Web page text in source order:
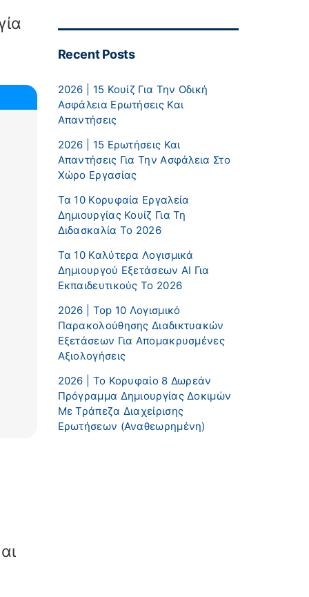
Recent Posts
2026 | 15 Κουίζ Για Την Οδική
Ασφάλεια Ερωτήσεις Και
Απαντήσεις
2026 | 15 Ερωτήσεις Και
Απαντήσεις Για Την Ασφάλεια Στο
Χώρο Εργασίας
Τα 10 Κορυφαία Εργαλεία
Δημιουργίας Κουίζ Για Τη
Διδασκαλία Το 2026
Τα 10 Καλύτερα Λογισμικά
Δημιουργού Εξετάσεων AI Για
Εκπαιδευτικούς Το 2026
2026 | Top 10 Λογισμικό
Παρακολούθησης Διαδικτυακών
Εξετάσεων Για Απομακρυσμένες
Αξιολογήσεις
2026 | Το Κορυφαίο 8 Δωρεάν
Πρόγραμμα Δημιουργίας Δοκιμών
Με Τράπεζα Διαχείρισης
Ερωτήσεων (αναθεωρημένη)